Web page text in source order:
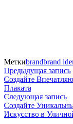
Меткиbrandbrand
Навигация
по
записям
Предыдущая запись
Создайте
Плаката
Следующая запись
Создайте
Искусство в